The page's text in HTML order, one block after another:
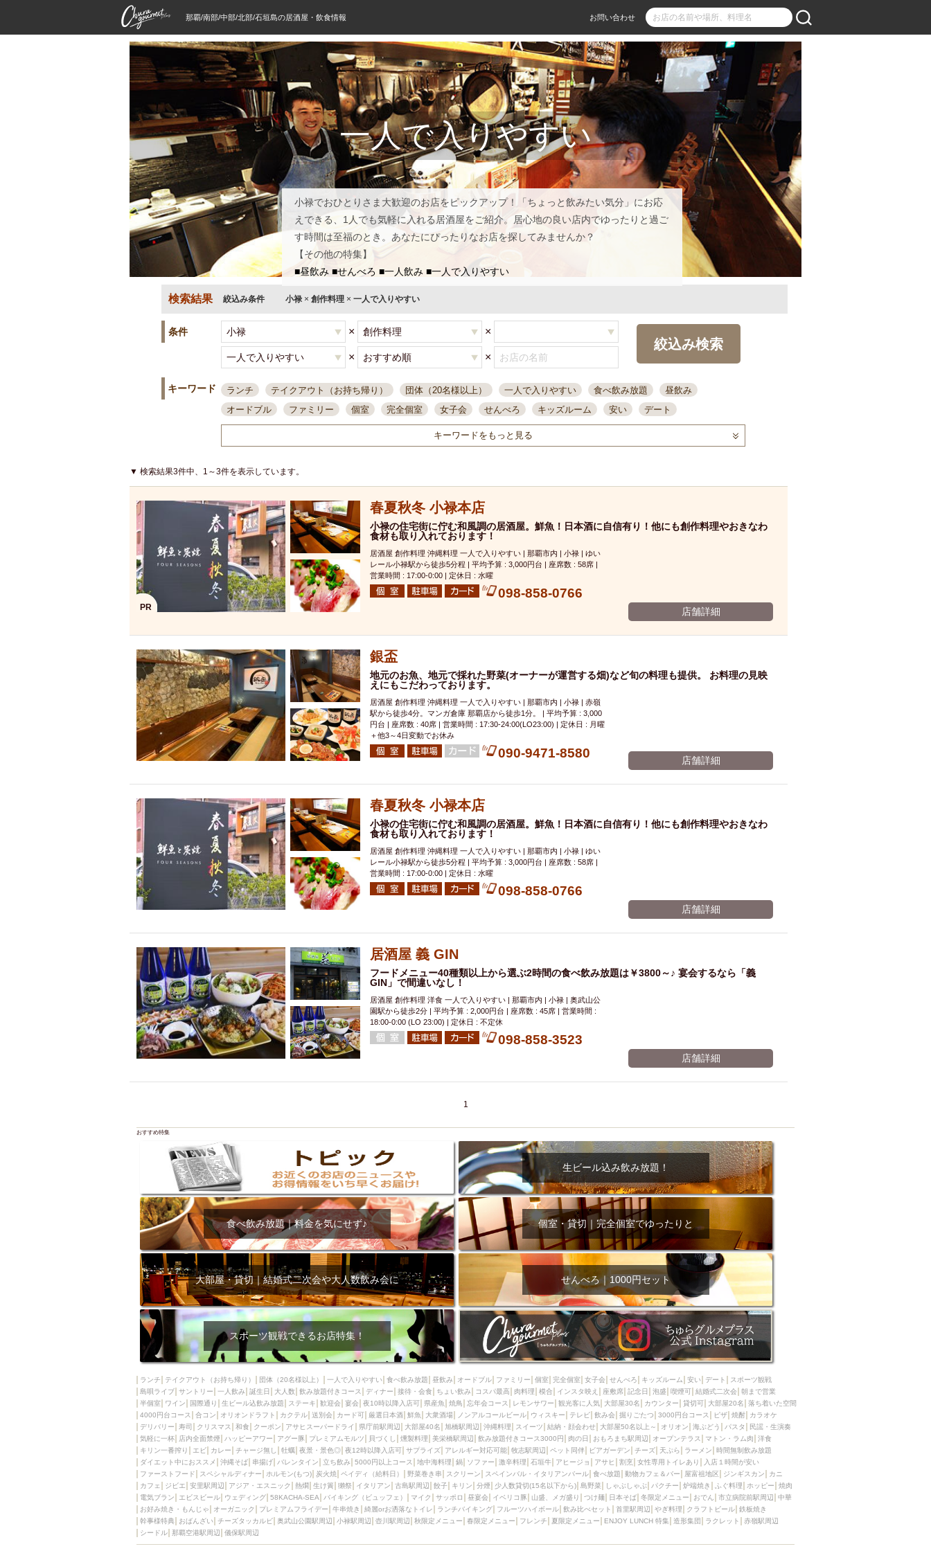
那覇/南部/中部/北部/石垣島の居酒屋・飲食情報 お問い合わせ
一人で入りやすい
小禄でおひとりさま大歓迎のお店をピックアップ！「ちょっと飲みたい気分」にお応
えできる、1人でも気軽に入れる居酒屋をご紹介。居心地の良い店内でゆったりと過ご
す時間は至福のとき。あなたにぴったりなお店を探してみませんか？
【その他の特集】
■昼飲み ■せんべろ ■一人飲み ■一人で入りやすい
検索結果 絞込み条件 小禄 × 創作料理 × 一人で入りやすい
条件 × ×
× ×
絞込み検索
キーワード ランチ テイクアウト（お持ち帰り） 団体（20名様以上） 一人で入りやすい 食べ飲み放題
昼飲み
オードブル
ファミリー 個室 完全個室 女子会 せんべろ キッズルーム 安い
デート
一人飲み 誕生日 大人数
接待・会食
ちょい飲み コスパ最高 肉料理 模合 インスタ映え 座敷席 記念日 泡盛
喫煙可
結婚式二次会
夜10時以降入店可
県産魚 焼鳥 忘年会コース レモンサワー 観光客に人気 大部屋30名
カウンター
貸切可
大部屋20名 落ち着いた空間 4000円台コース
カード可
厳選日本酒 鮮魚 大衆酒場 ノンアルコールビール ウィスキー テレビ 飲み会
掘りごたつ
3000円台コース
ピザ 焼酎
アサヒスーパードライ
県庁前駅周辺 大部屋40名 旭橋駅周辺 沖縄料理 スイーツ
大部屋50名以上～
オリオン 海ぶどう パスタ 民謡・生演奏
ハッピーアワー
アグー豚
マトン・ラム肉
洋食
アレルギー対応可能
牧志駅周辺 ペット同伴
ダイエット中におススメ
沖縄そば 串揚げ バレンタイン 立ち飲み 5000円以上コース 地中海料理
鍋
ソファー
激辛料理 石垣牛 アヒージョ アサヒ 割烹 女性専用トイレあり
ファーストフード
スペシャルディナー ホルモン(もつ) 炭火焼 ペイディ（給料日）
スクリーン
スペインバル・イタリアンバール 食べ放題
カニ
カフェ ジビエ 安里駅周辺 アジア・エスニック 熱燗 生け簀
古島駅周辺
ホッピー
焼肉 電気ブラン エビスビール ウェディング
マイク
サッポロ 昼宴会 イベリコ豚 山盛、メガ盛り つけ麺 日本そば 冬限定メニュー
おでん
市立病院前駅周辺
中華 お好み焼き・もんじゃ オーガニック
綺麗orお洒落なトイレ
ランチバイキング フルーツハイボール 飲み比べセット
クラフトビール
鉄板焼き 幹事様特典 おばんざい チーズタッカルビ
壺川駅周辺
秋限定メニュー 春限定メニュー フレンチ 夏限定メニュー
キーワードをもっと見る
▼ 検索結果3件中、1～3件を表示しています。
PR
春夏秋冬 小禄本店
小禄の住宅街に佇む和風調の居酒屋。鮮魚！日本酒に自信有り！他にも創作料理やおきなわ
食材も取り入れております！
居酒屋 創作料理 沖縄料理 一人で入りやすい | 那覇市内 | 小禄 | ゆい
レール小禄駅から徒歩5分程 | 平均予算 : 3,000円台 | 座席数 : 58席 |
営業時間 : 17:00-0:00 | 定休日 : 水曜
098-858-0766
店舗詳細
銀盃
地元のお魚、地元で採れた野菜(オーナーが運営する畑)など旬の料理も提供。 お料理の見映
えにもこだわっております。
居酒屋 創作料理 沖縄料理 一人で入りやすい | 那覇市内 | 小禄 | 赤嶺
駅から徒歩4分。マンガ倉庫 那覇店から徒歩1分。 | 平均予算 : 3,000
円台 | 座席数 : 40席 | 営業時間 : 17:30-24:00(LO23:00) | 定休日 : 月曜
＋他3～4日変動でお休み
090-9471-8580 店舗詳細
春夏秋冬 小禄本店
小禄の住宅街に佇む和風調の居酒屋。鮮魚！日本酒に自信有り！他にも創作料理やおきなわ
食材も取り入れております！
居酒屋 創作料理 沖縄料理 一人で入りやすい | 那覇市内 | 小禄 | ゆい
レール小禄駅から徒歩5分程 | 平均予算 : 3,000円台 | 座席数 : 58席 |
営業時間 : 17:00-0:00 | 定休日 : 水曜
098-858-0766
店舗詳細
居酒屋 義 GIN
フードメニュー40種類以上から選ぶ2時間の食べ飲み放題は￥3800～♪ 宴会するなら「義
GIN」で間違いなし！
居酒屋 創作料理 洋食 一人で入りやすい | 那覇市内 | 小禄 | 奥武山公
園駅から徒歩2分 | 平均予算 : 2,000円台 | 座席数 : 45席 | 営業時間 :
18:00-0:00 (LO 23:00) | 定休日 : 不定休
098-858-3523
店舗詳細
1
おすすめ特集
生ビール込み飲み放題！
食べ飲み放題｜料金を気にせず♪ 個室・貸切｜完全個室でゆったりと
大部屋・貸切｜結婚式二次会や大人数飲み会に せんべろ｜1000円セット
スポーツ観戦できるお店特集！
ランチ テイクアウト（お持ち帰り） 団体（20名様以上） 一人で入りやすい 食べ飲み放題 昼飲み オードブル ファミリー 個室 完全個室 女子会 せんべろ キッズルーム 安い デート
スポーツ観戦
島唄ライブ サントリー 一人飲み 誕生日 大人数 飲み放題付きコース ディナー 接待・会食 ちょい飲み コスパ最高 肉料理 模合 インスタ映え 座敷席 記念日 泡盛 喫煙可 結婚式二次会 朝まで営業
半個室
ワイン 国際通り 生ビール込飲み放題 ステーキ 歓迎会 宴会 夜10時以降入店可 県産魚 焼鳥 忘年会コース レモンサワー 観光客に人気 大部屋30名 カウンター 貸切可 大部屋20名
落ち着いた空間
4000円台コース
合コン オリオンドラフト カクテル 送別会 カード可 厳選日本酒 鮮魚 大衆酒場 ノンアルコールビール ウィスキー テレビ 飲み会 掘りごたつ 3000円台コース ピザ 焼酎
カラオケ
デリバリー
寿司 クリスマス 和食 クーポン アサヒスーパードライ 県庁前駅周辺 大部屋40名 旭橋駅周辺 沖縄料理 スイーツ 結納・顔会わせ 大部屋50名以上～ オリオン 海ぶどう パスタ
民謡・生演奏
気軽に一杯
店内全面禁煙 ハッピーアワー アグー豚 プレミアムモルツ 貝づくし 燻製料理 美栄橋駅周辺 飲み放題付きコース3000円 肉の日 おもろまち駅周辺 オープンテラス マトン・ラム肉
洋食
キリン一番搾り
エビ カレー チャージ無し 牡蠣 夜景・景色◎ 夜12時以降入店可 サプライズ アレルギー対応可能 牧志駅周辺 ペット同伴 ビアガーデン チーズ 天ぷら ラーメン
時間無制飲み放題
ダイエット中におススメ
沖縄そば 串揚げ バレンタイン 立ち飲み 5000円以上コース 地中海料理 鍋 ソファー 激辛料理 石垣牛 アヒージョ アサヒ 割烹 女性専用トイレあり
入店１時間が安い
ファーストフード
スペシャルディナー ホルモン(もつ) 炭火焼 ペイディ（給料日） 野菜巻き串 スクリーン スペインバル・イタリアンバール 食べ放題 動物カフェ＆バー 屋富祖地区 ジンギスカン
カニ
カフェ
ジビエ 安里駅周辺 アジア・エスニック 熱燗 生け簀 獺祭 イタリアン 古島駅周辺 餃子 キリン 分煙 少人数貸切(15名以下から) 島野菜 しゃぶしゃぶ パクチー 炉端焼き ふぐ料理 ホッピー
焼肉
電気ブラン
エビスビール ウェディング 58KACHA-SEA バイキング（ビュッフェ） マイク サッポロ 昼宴会 イベリコ豚 山盛、メガ盛り つけ麺 日本そば 冬限定メニュー おでん 市立病院前駅周辺
中華
お好み焼き・もんじゃ
オーガニック プレミアムフライデー 牛串焼き 綺麗orお洒落なトイレ ランチバイキング フルーツハイボール 飲み比べセット 首里駅周辺 やぎ料理 クラフトビール 鉄板焼き
幹事様特典
おばんざい チーズタッカルビ 奥武山公園駅周辺 小禄駅周辺 壺川駅周辺 秋限定メニュー 春限定メニュー フレンチ 夏限定メニュー ENJOY LUNCH 特集 造形集団 ラクレット
赤嶺駅周辺
シードル 那覇空港駅周辺 儀保駅周辺